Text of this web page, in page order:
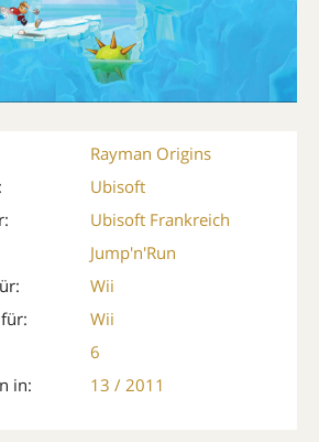
Rayman Origins
Ubisoft
Ubisoft Frankreich
Jump'n'Run
Wii
Wii
6
in:
13 / 2011